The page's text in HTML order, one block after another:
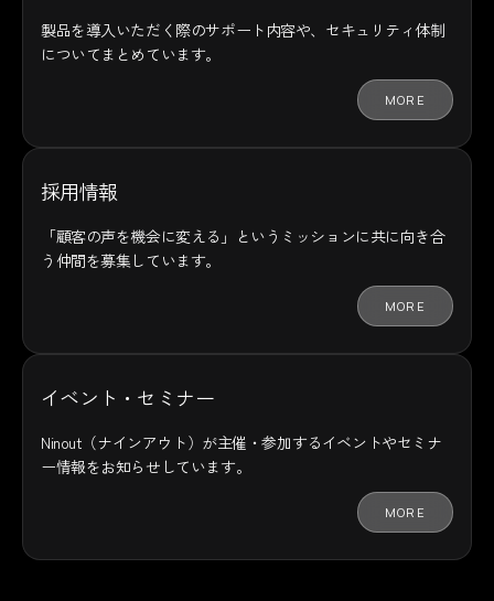
製品を導入いただく際のサポート内容や、セキュリティ体制
についてまとめています。
MORE
採用情報
「顧客の声を機会に変える」というミッションに共に向き合
う仲間を募集しています。
MORE
イベント・セミナー
Ninout（ナインアウト）が主催・参加するイベントやセミナ
ー情報をお知らせしています。
MORE